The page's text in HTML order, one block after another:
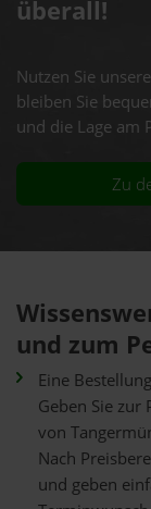
überall!
Nutzen Sie unsere
bleiben Sie
und die Lage am
Zu
und zum
Eine
Geben Sie
von
Nach
und geben